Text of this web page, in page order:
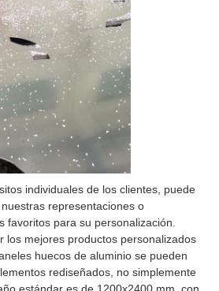
individuales de los clientes, puede
representaciones o
favoritos para su personalización.
los mejores productos personalizados
huecos de aluminio se pueden
rediseñados, no simplemente